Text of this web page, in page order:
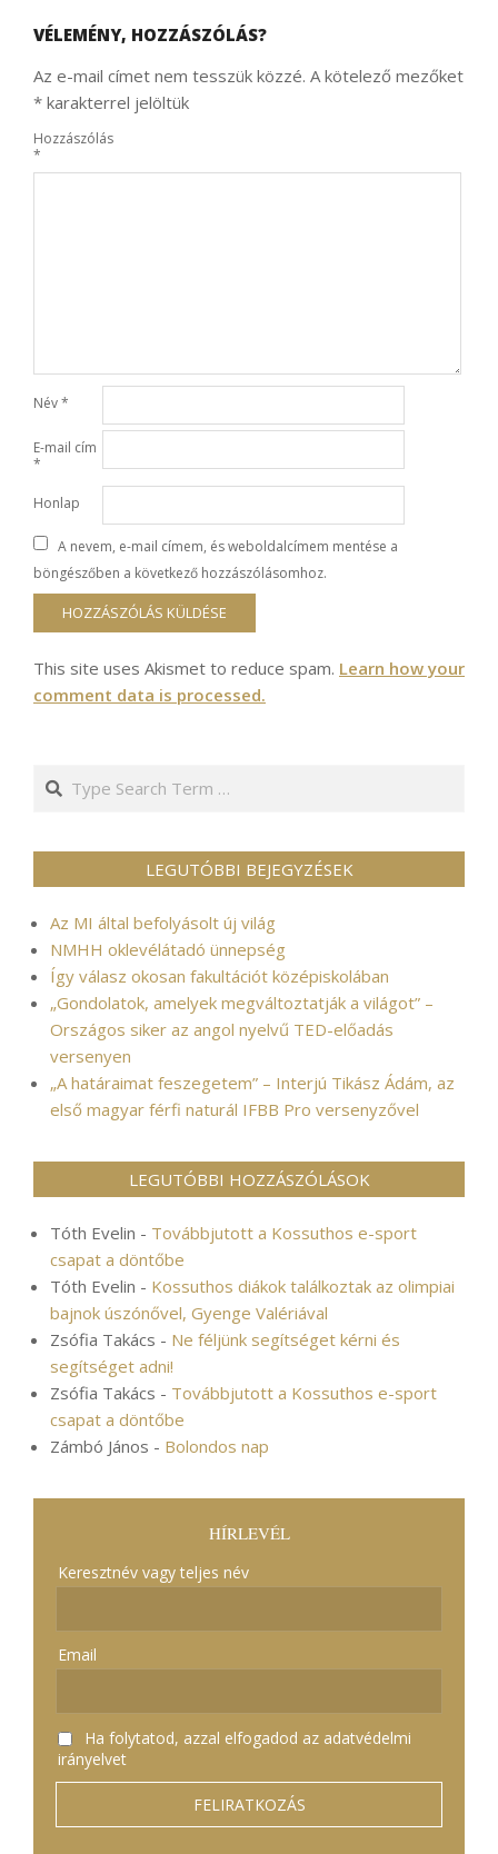
VÉLEMÉNY, HOZZÁSZÓLÁS?
Az e-mail címet nem tesszük közzé. A kötelező mezőket
* karakterrel jelöltük
Hozzászólás
*
Név*
E-mail cím
*
Honlap
A nevem, e-mail címem, és weboldalcímem mentése a
böngészőben a következő hozzászólásomhoz.
This site uses Akismet to reduce spam. Learn how your
comment data is processed.
Search
LEGUTÓBBI BEJEGYZÉSEK
Az MI által befolyásolt új világ
NMHH oklevélátadó ünnepség
Így válasz okosan fakultációt középiskolában
„Gondolatok, amelyek megváltoztatják a világot” –
Országos siker az angol nyelvű TED-előadás
versenyen
„A határaimat feszegetem” – Interjú Tikász Ádám, az
első magyar férfi naturál IFBB Pro versenyzővel
LEGUTÓBBI HOZZÁSZÓLÁSOK
Tóth Evelin - Továbbjutott a Kossuthos e-sport
csapat a döntőbe
Tóth Evelin - Kossuthos diákok találkoztak az olimpiai
bajnok úszónővel, Gyenge Valériával
Zsófia Takács - Ne féljünk segítséget kérni és
segítséget adni!
Zsófia Takács - Továbbjutott a Kossuthos e-sport
csapat a döntőbe
Zámbó János - Bolondos nap
HÍRLEVÉL
Keresztnév vagy teljes név
Email
Ha folytatod, azzal elfogadod az adatvédelmi
irányelvet